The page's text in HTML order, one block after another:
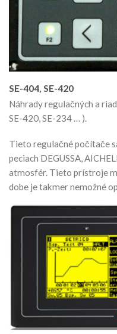
SE-404, SE-420
Náhrady regulačných a
SE-420, SE-234 … ).
Tieto regulačné počítače
peciach DEGUSSA,
atmosfér. Tieto prístroje
dobe je takmer nemožné